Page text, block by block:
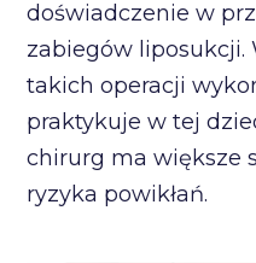
doświadczenie w
zabiegów liposukcji.
takich operacji
praktykuje w tej
chirurg ma większe
ryzyka powikłań.